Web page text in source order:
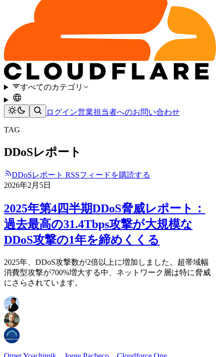
すべてのカテゴリ
ログイン営業担当者へのお問い合わせ
TAG
DDoSレポート
DDoSレポート RSSフィードを購読する
2026年2月5日
2025年第4四半期DDoS脅威レポート：
過去最高の31.4Tbps攻撃が大規模な
DDoS攻撃の1年を締めくくる
2025年、DDoS攻撃数が2倍以上に増加しました。超帯域幅
消費型攻撃が700%増大する中、ネットワーク層は特に脅威
にさらされています。